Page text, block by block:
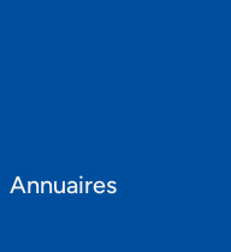
Annuaires